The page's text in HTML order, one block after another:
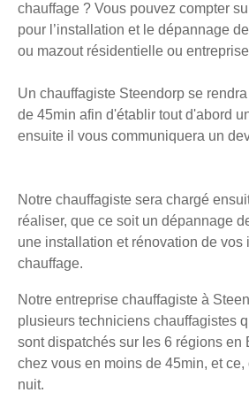
chauffage ? Vous pouvez compter
pour l’installation et le dépannage
ou mazout résidentielle ou
Un chauffagiste Steendorp se
de 45min afin d'établir tout d'abord
ensuite il vous communiquera un
Notre chauffagiste sera chargé
réaliser, que ce soit un dépannage
une installation et rénovation de vos
chauffage.
Notre entreprise chauffagiste à
plusieurs techniciens chauffagistes
sont dispatchés sur les 6 régions en
chez vous en moins de 45min, et
nuit.